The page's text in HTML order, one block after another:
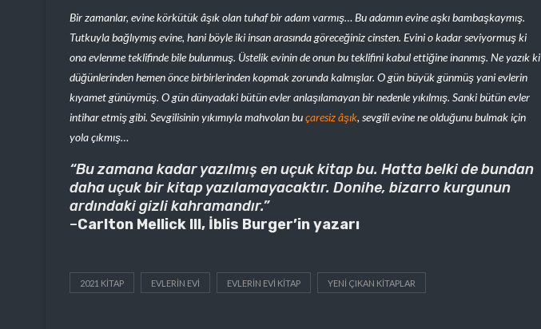
Bir zamanlar, evine körkütük âşık olan tuhaf bir adam varmış… Bu adamın evine aşkı bambaşkaymış.
Tutkuyla bağlıymış evine, hani böyle iki insan arasında göreceğiniz cinsten. Evini o kadar seviyormuş ki
ona evlenme teklifinde bile bulunmuş. Üstelik evinin de onun bu teklifini kabul ettiğine inanmış. Ne yazık ki
düğünlerinden hemen önce birbirlerinden kopmak zorunda kalmışlar. O gün büyük günmüş yani evlerin
kıyamet günüymüş. O gün dünyadaki bütün evler anlaşılamayan bir nedenle yıkılmış. Sanki bütün evler
intihar etmiş gibi. Sevgilisinin yıkımıyla mahvolan buçaresizâşık, sevgili evine ne olduğunu bulmak için
yola çıkmış…
“Bu zamana kadar yazılmış en uçuk kitap bu. Hatta belki de bundan
daha uçuk bir kitap yazılamayacaktır. Donihe, bizarro kurgunun
ardındaki gizli kahramandır.”
–Carlton Mellick III, İblis Burger’in yazarı
2021 KITAP EVLERIN EVI EVLERIN EVI KITAP YENI ÇIKAN KITAPLAR